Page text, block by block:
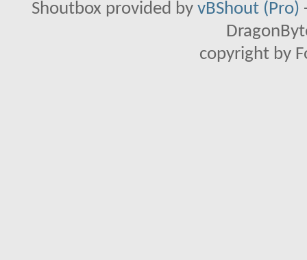
Shoutbox provided by vBShout (Pro)
copyright by